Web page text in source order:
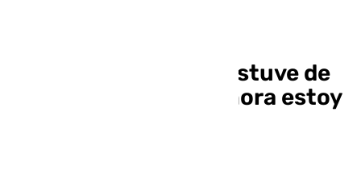
Pellicer, en alerta: «Estuve de
guardia en la mili y ahora estoy